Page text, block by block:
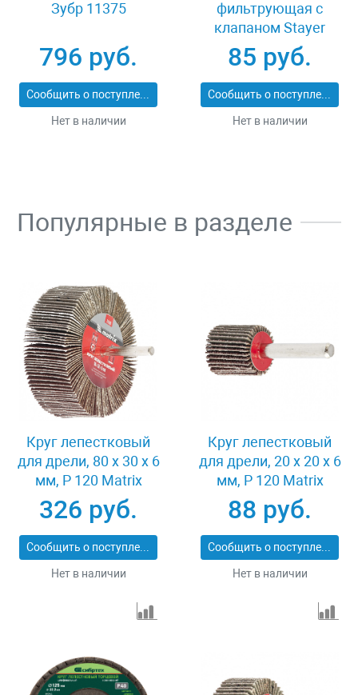
Зубр 11375
796 руб.
Сообщить о поступлении
Нет в наличии
фильтрующая с
клапаном Stayer
MASTER 11116
85 руб.
Сообщить о поступлении
Нет в наличии
Популярные в разделе
Круг лепестковый
для дрели, 80 х 30 х 6
мм, P 120 Matrix
74146
326 руб.
Сообщить о поступлении
Нет в наличии
Круг лепестковый
для дрели, 20 х 20 х 6
мм, P 120 Matrix
74104
88 руб.
Сообщить о поступлении
Нет в наличии